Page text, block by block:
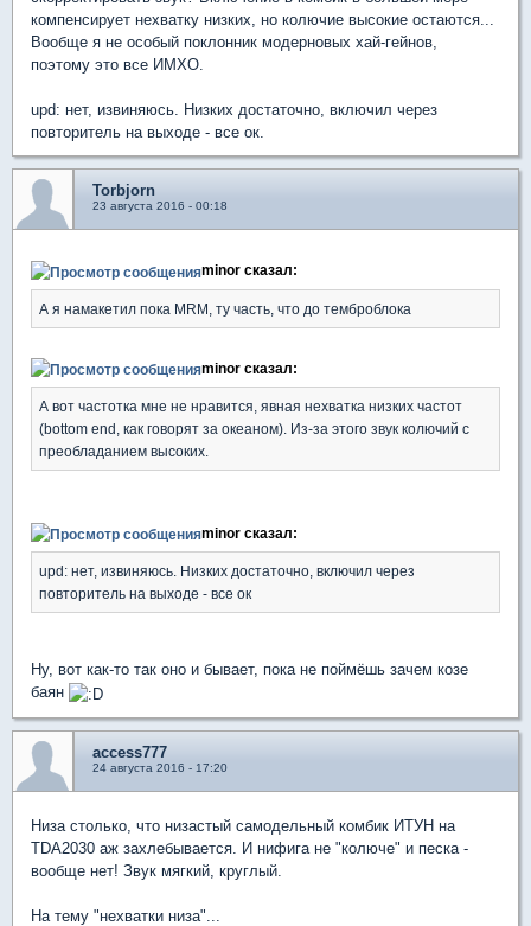
компенсирует нехватку низких, но колючие высокие остаются...
Вообще я не особый поклонник модерновых хай-гейнов,
поэтому это все ИМХО.
upd: нет, извиняюсь. Низких достаточно, включил через
повторитель на выходе - все ок.
Torbjorn
23 августа 2016 - 00:18
minor сказал:
А я намакетил пока MRM, ту часть, что до темброблока
minor сказал:
А вот частотка мне не нравится, явная нехватка низких частот
(bottom end, как говорят за океаном). Из-за этого звук колючий с
преобладанием высоких.
minor сказал:
upd: нет, извиняюсь. Низких достаточно, включил через
повторитель на выходе - все ок
Ну, вот как-то так оно и бывает, пока не поймёшь зачем козе
баян
access777
24 августа 2016 - 17:20
Низа столько, что низастый самодельный комбик ИТУН на
TDA2030 аж захлебывается. И нифига не "колюче" и песка -
вообще нет! Звук мягкий, круглый.
На тему "нехватки низа"...